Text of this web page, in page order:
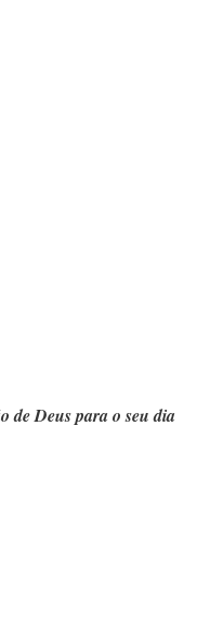
de Deus para o seu dia